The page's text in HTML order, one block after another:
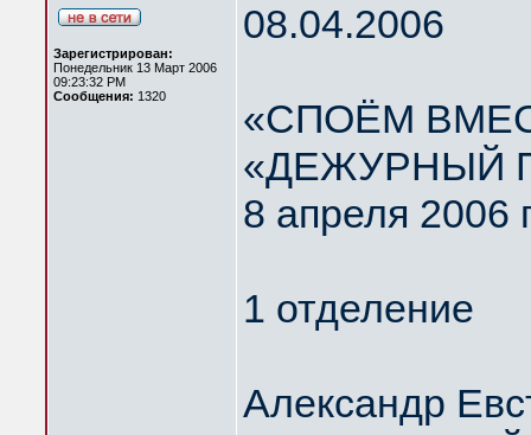
Зарегистрирован:
Понедельник 13 Март 2006
09:23:32 PM
Сообщения: 1320
08.04.2006
«СПОЁМ
«ДЕЖУРНЫЙ
8 апреля 2006
1 отделение
Александр